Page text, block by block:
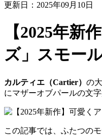
更新日：2025年09月10日
【2025年
ズ」スモー
カルティエ（Cartier） の
にマザーオブパールの文
この記事では、ふたつの